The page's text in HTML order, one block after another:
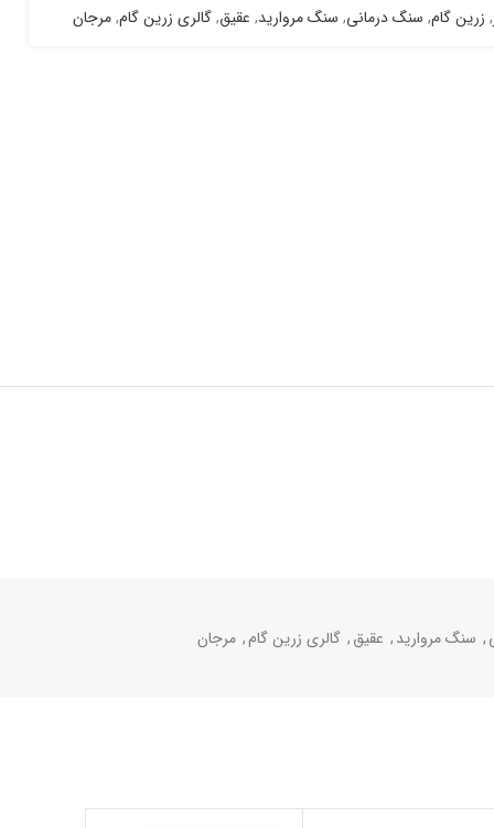
, زرین گام, سنگ درمانی, سنگ مروارید, عقیق,گالری زرین گام,مرجان
, سنگ مروارید, عقیق, گالری زرین گام, مرجان